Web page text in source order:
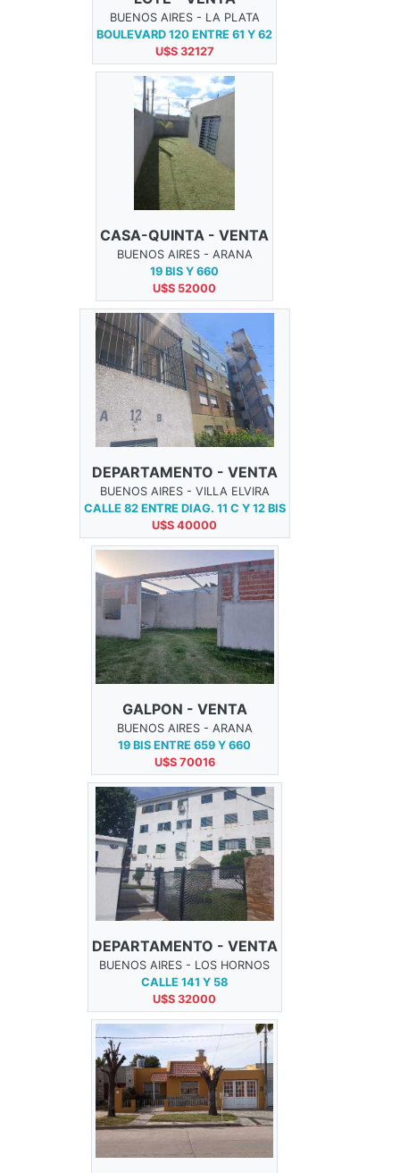
BUENOS AIRES - LA PLATA
BOULEVARD 120 ENTRE 61 Y 62
U$S 32127
CASA-QUINTA - VENTA
BUENOS AIRES - ARANA
19 BIS Y 660
U$S 52000
DEPARTAMENTO - VENTA
BUENOS AIRES - VILLA ELVIRA
CALLE 82 ENTRE DIAG. 11 C Y 12 BIS
U$S 40000
GALPON - VENTA
BUENOS AIRES - ARANA
19 BIS ENTRE 659 Y 660
U$S 70016
DEPARTAMENTO - VENTA
BUENOS AIRES - LOS HORNOS
CALLE 141 Y 58
U$S 32000